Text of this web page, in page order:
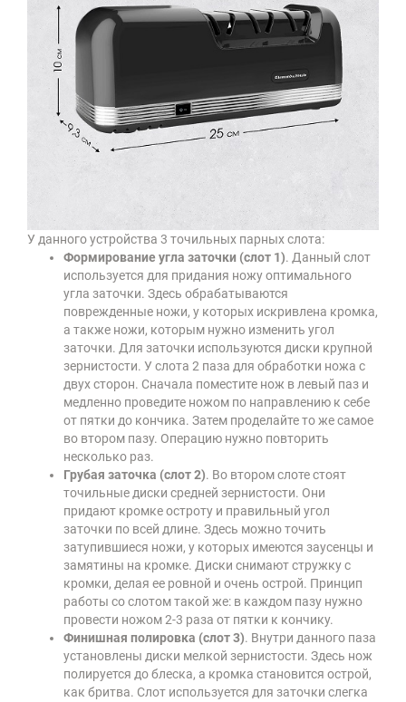
У данного устройства 3 точильных парных слота:
Формирование угла заточки (слот 1). Данный слот
используется для придания ножу оптимального
угла заточки. Здесь обрабатываются
поврежденные ножи, у которых искривлена кромка,
а также ножи, которым нужно изменить угол
заточки. Для заточки используются диски крупной
зернистости. У слота 2 паза для обработки ножа с
двух сторон. Сначала поместите нож в левый паз и
медленно проведите ножом по направлению к себе
от пятки до кончика. Затем проделайте то же самое
во втором пазу. Операцию нужно повторить
несколько раз.
Грубая заточка (слот 2). Во втором слоте стоят
точильные диски средней зернистости. Они
придают кромке остроту и правильный угол
заточки по всей длине. Здесь можно точить
затупившиеся ножи, у которых имеются заусенцы и
замятины на кромке. Диски снимают стружку с
кромки, делая ее ровной и очень острой. Принцип
работы со слотом такой же: в каждом пазу нужно
провести ножом 2-3 раза от пятки к кончику.
Финишная полировка (слот 3). Внутри данного паза
установлены диски мелкой зернистости. Здесь нож
полируется до блеска, а кромка становится острой,
как бритва. Слот используется для заточки слегка